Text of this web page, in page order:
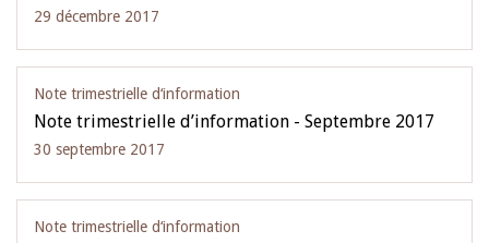
29 décembre 2017
Note trimestrielle d‘information
Note trimestrielle d’information - Septembre 2017
30 septembre 2017
Note trimestrielle d‘information